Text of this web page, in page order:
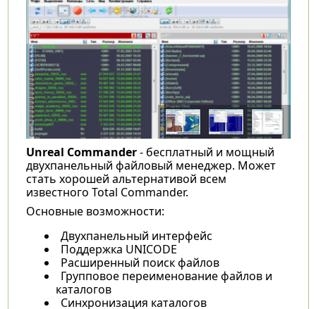
Unreal Commander- бесплатный и мощный
двухпанельный файловый менеджер. Может
стать хорошей альтернативой всем
известного Total Commander.
Основные возможности:
Двухпанельный интерфейс
Поддержка UNICODE
Расширенный поиск файлов
Групповое переименование файлов и
каталогов
Синхронизация каталогов